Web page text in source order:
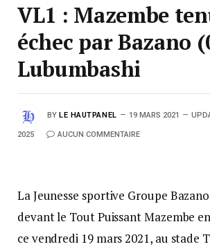
VL1 : Mazembe
échec par Bazano
Lubumbashi
BY LE HAUTPANEL 19 MARS 2021
2025 AUCUN COMMENTAIRE
La Jeunesse sportive Groupe
devant le Tout Puissant Mazembe
ce vendredi 19 mars 2021, au stade